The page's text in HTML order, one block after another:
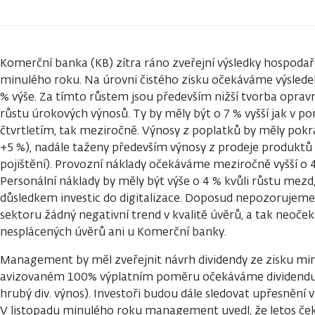
Komerční banka (KB) zítra ráno zveřejní výsledky
minulého roku. Na úrovni čistého zisku očekáváme
% výše. Za tímto růstem jsou především nižší tvorba
růstu úrokových výnosů. Ty by měly být o 7 % vyšší jak v
čtvrtletím, tak meziročně. Výnosy z poplatků by měly
+5 %), nadále taženy především výnosy z prodeje
pojištění). Provozní náklady očekáváme meziročně vyšší o
Personální náklady by měly být výše o 4 % kvůli růstu
důsledkem investic do digitalizace. Doposud
sektoru žádný negativní trend v kvalitě úvěrů, a tak
nesplácených úvěrů ani u Komerční banky.
Management by měl zveřejnit návrh dividendy ze zisku
avizovaném 100% výplatním poměru očekáváme
hrubý div. výnos). Investoři budou dále sledovat upřesnění
V listopadu minulého roku management uvedl, že letos